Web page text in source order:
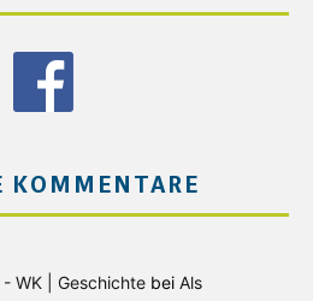
KOMMENTARE
WK | Geschichte bei Als